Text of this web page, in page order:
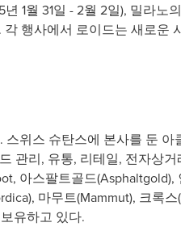
1월 31일 - 2월 2일), 밀라노
행사에서 로이드는 새로운
위스 슈탄스에 본사를 둔 아
관리, 유통, 리테일, 전자상
아스팔트골드(Asphaltgold),
마무트(Mammut), 크록
유하고 있다.